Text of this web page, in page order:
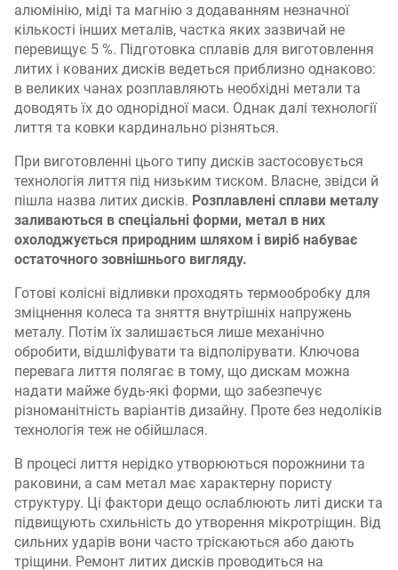
алюмінію, міді та магнію з додаванням незначної
кількості інших металів, частка яких зазвичай не
перевищує 5 %. Підготовка сплавів для виготовлення
литих і кованих дисків ведеться приблизно однаково:
в великих чанах розплавляють необхідні метали та
доводять їх до однорідної маси. Однак далі технології
лиття та ковки кардинально різняться.
При виготовленні цього типу дисків застосовується
технологія лиття під низьким тиском. Власне, звідси й
пішла назва литих дисків. Розплавлені сплави металу
заливаються в спеціальні форми, метал в них
охолоджується природним шляхом і виріб набуває
остаточного зовнішнього вигляду.
Готові колісні відливки проходять термообробку для
зміцнення колеса та зняття внутрішніх напружень
металу. Потім їх залишається лише механічно
обробити, відшліфувати та відполірувати. Ключова
перевага лиття полягає в тому, що дискам можна
надати майже будь-які форми, що забезпечує
різноманітність варіантів дизайну. Проте без недоліків
технологія теж не обійшлася.
В процесі лиття нерідко утворюються порожнини та
раковини, а сам метал має характерну пористу
структуру. Ці фактори дещо ослаблюють литі диски та
підвищують схильність до утворення мікротріщин. Від
сильних ударів вони часто тріскаються або дають
тріщини. Ремонт литих дисків проводиться на